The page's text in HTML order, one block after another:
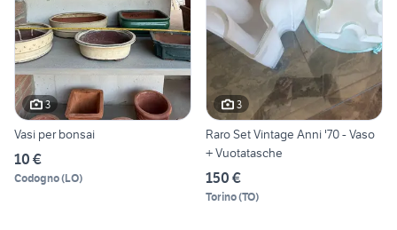
3
Vasi per bonsai
10 €
Codogno(LO)
3
Raro Set Vintage Anni '70 - Vaso
+ Vuotatasche
150 €
Torino(TO)